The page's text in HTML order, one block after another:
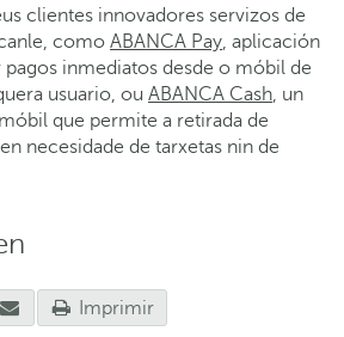
clientes innovadores servizos de
como ABANCA Pay, aplicación
inmediatos desde o móbil de
usuario, ou ABANCA Cash, un
que permite a retirada de
necesidade de tarxetas nin de
Imprimir